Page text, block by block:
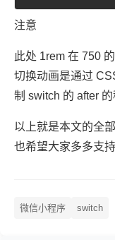
注意
此处 1rem 在 750
切换动画是通过
制 switch 的 after
以上就是本文的全
也希望大家多多支持
微信小程序 switch